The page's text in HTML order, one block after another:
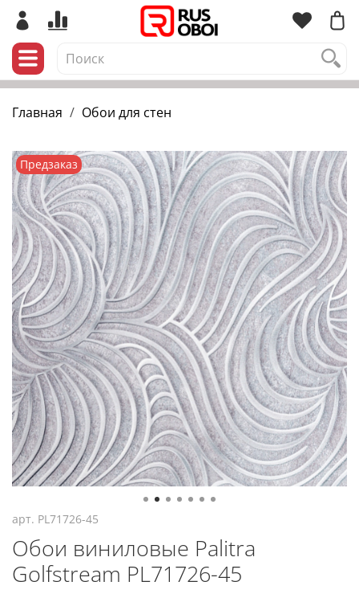
Главная Обои для стен
Предзаказ
арт. PL71726-45
Обои виниловые Palitra
Golfstream PL71726-45